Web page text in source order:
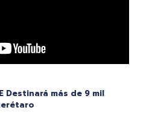
Destinará más de 9 mil